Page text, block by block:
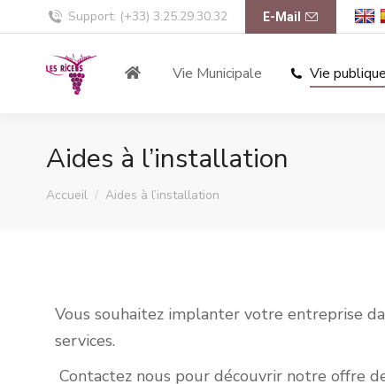
Support: (+33) 3.25.29.30.32 E-Mail
Vie Municipale Vie publique
Aides à l’installation
Vous êtes ici :
Accueil Aides à l’installation
Vous souhaitez implanter votre entreprise
services.
Contactez nous pour découvrir notre offre